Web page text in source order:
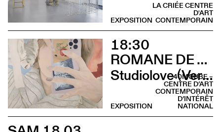
LA CRIÉE CENTRE
D'ART
CONTEMPORAIN
EXPOSITION
18:30
ROMANE DE WATTEVILLE
Studiolove (Vernissage)
40MCUBE –
CENTRE D’ART
CONTEMPORAIN
D’INTÉRÊT
NATIONAL
EXPOSITION